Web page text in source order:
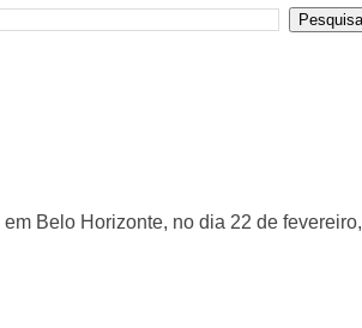
em Belo Horizonte, no dia 22 de fevereiro,